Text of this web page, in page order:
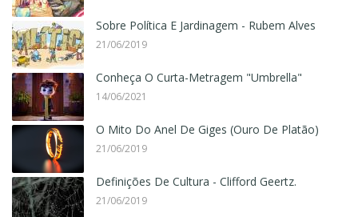
Sobre Política E Jardinagem - Rubem Alves
21/06/2019
Conheça O Curta-Metragem "Umbrella"
14/06/2021
O Mito Do Anel De Giges (Ouro De Platão)
21/06/2019
Definições De Cultura - Clifford Geertz.
21/06/2019